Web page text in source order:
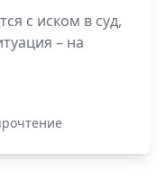
с иском в суд,
– на